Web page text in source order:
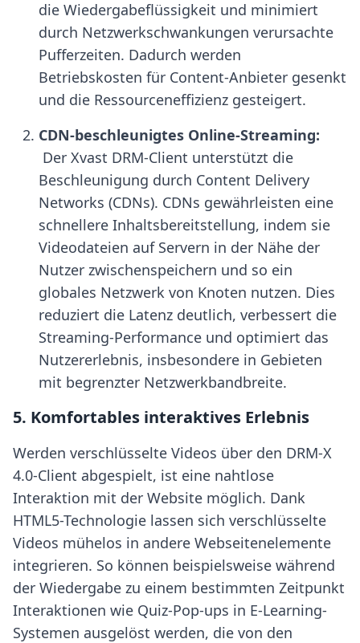
die Wiedergabeflüssigkeit und minimiert
durch Netzwerkschwankungen verursachte
Pufferzeiten. Dadurch werden
Betriebskosten für Content-Anbieter gesenkt
und die Ressourceneffizienz gesteigert.
CDN-beschleunigtes Online-Streaming:
Beschleunigung durch Content Delivery
Networks (CDNs). CDNs gewährleisten eine
schnellere Inhaltsbereitstellung, indem sie
Videodateien auf Servern in der Nähe der
Nutzer zwischenspeichern und so ein
globales Netzwerk von Knoten nutzen. Dies
reduziert die Latenz deutlich, verbessert die
Streaming-Performance und optimiert das
Nutzererlebnis, insbesondere in Gebieten
mit begrenzter Netzwerkbandbreite.
5. Komfortables interaktives Erlebnis
Werden verschlüsselte Videos über den DRM-X
4.0-Client abgespielt, ist eine nahtlose
Interaktion mit der Website möglich. Dank
HTML5-Technologie lassen sich verschlüsselte
Videos mühelos in andere Webseitenelemente
integrieren. So können beispielsweise während
der Wiedergabe zu einem bestimmten Zeitpunkt
Interaktionen wie Quiz-Pop-ups in E-Learning-
Systemen ausgelöst werden, die von den